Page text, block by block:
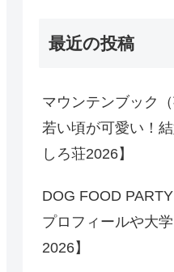
最近の投稿
マウンテンブック
若い頃が可愛い！
しろ荘2026】
DOG FOOD
プロフィールや大
2026】